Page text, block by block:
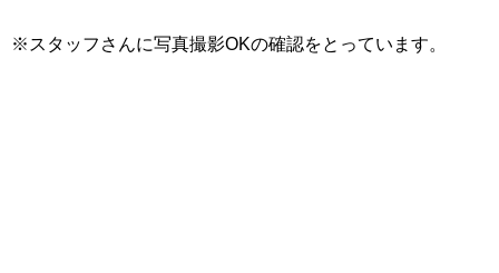
※スタッフさんに写真撮影OKの確認をとっています。